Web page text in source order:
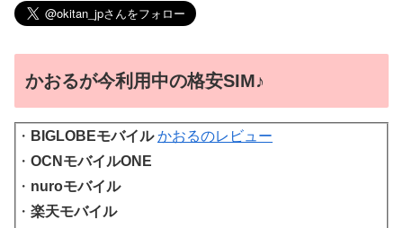
かおるが今利用中の格安SIM♪
・ BIGLOBEモバイル かおるのレビュー
・ OCNモバイルONE
・ nuroモバイル
・ 楽天モバイル